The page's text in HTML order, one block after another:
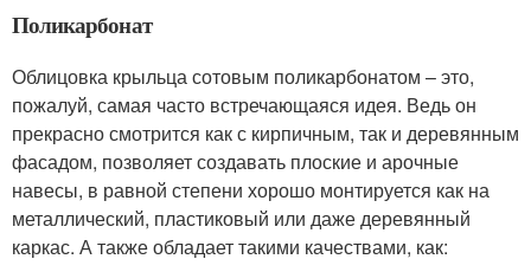
Поликарбонат
Облицовка крыльца сотовым поликарбонатом – это,
пожалуй, самая часто встречающаяся идея. Ведь он
прекрасно смотрится как с кирпичным, так и деревянным
фасадом, позволяет создавать плоские и арочные
навесы, в равной степени хорошо монтируется как на
металлический, пластиковый или даже деревянный
каркас. А также обладает такими качествами, как: